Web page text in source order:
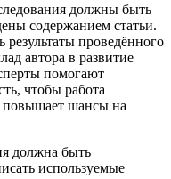
должны быть
содержанием статьи.
проведённого
автора в развитие
помогают
чтобы работа
повышает шансы на
должна быть
используемые